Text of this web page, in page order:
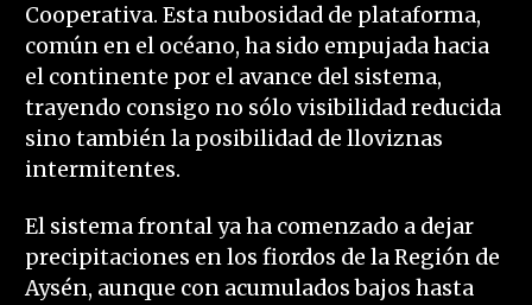
Cooperativa. Esta nubosidad de plataforma,
común en el océano, ha sido empujada hacia
el continente por el avance del sistema,
trayendo consigo no sólo visibilidad reducida
sino también la posibilidad de lloviznas
intermitentes.
El sistema frontal ya ha comenzado a dejar
precipitaciones en los fiordos de la Región de
Aysén, aunque con acumulados bajos hasta